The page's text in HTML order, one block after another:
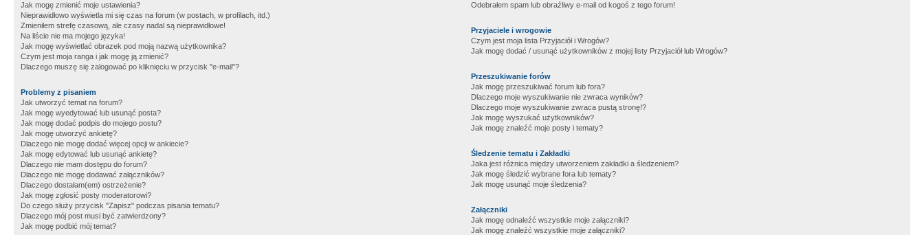
Jak mogę zmienić moje ustawienia?
Nieprawidłowo wyświetla mi się czas na forum (w postach, w profilach, itd.)
Zmieniłem strefę czasową, ale czasy nadal są nieprawidłowe!
Na liście nie ma mojego języka!
Jak mogę wyświetlać obrazek pod moją nazwą użytkownika?
Czym jest moja ranga i jak mogę ją zmienić?
Dlaczego muszę się zalogować po kliknięciu w przycisk "e-mail"?
Problemy z pisaniem
Jak utworzyć temat na forum?
Jak mogę wyedytować lub usunąć posta?
Jak mogę dodać podpis do mojego postu?
Jak mogę utworzyć ankietę?
Dlaczego nie mogę dodać więcej opcji w ankiecie?
Jak mogę edytować lub usunąć ankietę?
Dlaczego nie mam dostępu do forum?
Dlaczego nie mogę dodawać załączników?
Dlaczego dostałam(em) ostrzeżenie?
Jak mogę zgłosić posty moderatorowi?
Do czego służy przycisk "Zapisz" podczas pisania tematu?
Dlaczego mój post musi być zatwierdzony?
Jak mogę podbić mój temat?
Odebrałem spam lub obraźliwy e-mail od kogoś z tego forum!
Przyjaciele i wrogowie
Czym jest moja lista Przyjaciół i Wrogów?
Jak mogę dodać / usunąć użytkowników z mojej listy Przyjaciół lub Wrogów?
Przeszukiwanie forów
Jak mogę przeszukiwać forum lub fora?
Dlaczego moje wyszukiwanie nie zwraca wyników?
Dlaczego moje wyszukiwanie zwraca pustą stronę!?
Jak mogę wyszukać użytkowników?
Jak mogę znaleźć moje posty i tematy?
Śledzenie tematu i Zakładki
Jaka jest różnica między utworzeniem zakładki a śledzeniem?
Jak mogę śledzić wybrane fora lub tematy?
Jak mogę usunąć moje śledzenia?
Załączniki
Jak mogę odnaleźć wszystkie moje załączniki?
Jak mogę znaleźć wszystkie moje załączniki?